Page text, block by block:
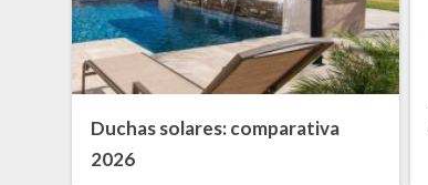
Duchas solares: comparativa
2026